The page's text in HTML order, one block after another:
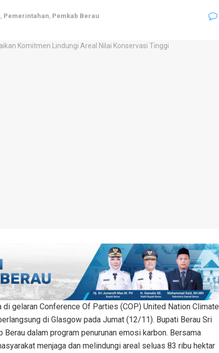
, Pemerintahan, Pemkab Berau
gelaran Conference Of Parties (COP) United Nation Climate
di Glasgow pada Jumat (12/11). Bupati Berau Sri
dalam program penurunan emosi karbon. Bersama
menjaga dan melindungi areal seluas 83 ribu hektar